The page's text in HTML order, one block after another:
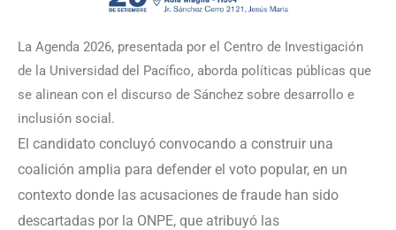
La Agenda 2026, presentada por el Centro de Investigación
de la Universidad del Pacífico, aborda políticas públicas que
se alinean con el discurso de Sánchez sobre desarrollo e
inclusión social.
El candidato concluyó convocando a construir una
coalición amplia para defender el voto popular, en un
contexto donde las acusaciones de fraude han sido
descartadas por la ONPE, que atribuyó las